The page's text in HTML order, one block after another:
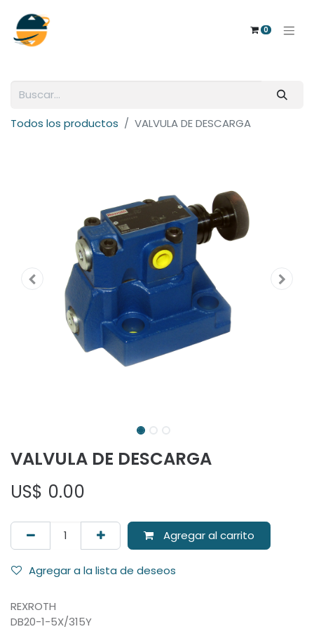
0
Todos los productos VALVULA DE DESCARGA
VALVULA DE DESCARGA
US$ 0.00
Agregar al carrito
Agregar a la lista de deseos
REXROTH
DB20-1-5X/315Y